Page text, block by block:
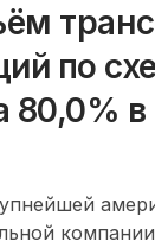
по
80,0% в